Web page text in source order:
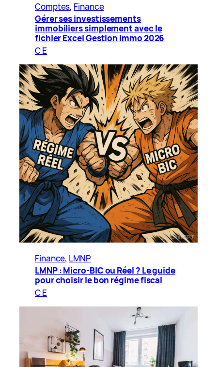
Comptes, Finance
Gérer ses investissements
immobiliers simplement avec le
fichier Excel Gestion Immo 2026
C E
Finance, LMNP
LMNP : Micro-BIC ou Réel ? Le guide
pour choisir le bon régime fiscal
C E